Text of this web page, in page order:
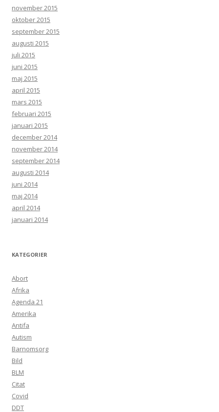
november 2015
oktober 2015
september 2015
augusti 2015
juli 2015
juni 2015
maj 2015
april 2015
mars 2015
februari 2015
januari 2015
december 2014
november 2014
september 2014
augusti 2014
juni 2014
maj 2014
april 2014
januari 2014
KATEGORIER
Abort
Afrika
Agenda 21
Amerika
Antifa
Autism
Barnomsorg
Bild
BLM
Citat
Covid
DDT